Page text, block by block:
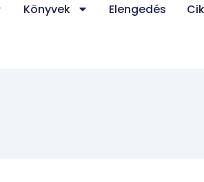
Könyvek Elengedés